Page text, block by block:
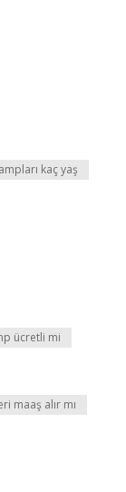
kaç yaş
ücretli mi
maaş alır mı